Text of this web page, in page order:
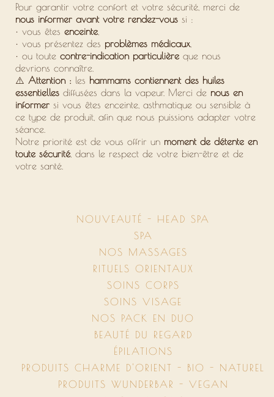
Pour garantir votre confort et votre sécurité, merci de
nous informer avant votre rendez-vous si :
• vous êtes enceinte
• vous présentez des problèmes médicaux
• ou toute contre-indication particulière que nous
devrions connaître.
⚠️ Attention : les hammams contiennent des huiles
essentielles diffusées dans la vapeur. Merci de nous en
informer si vous êtes enceinte, asthmatique ou sensible à
ce type de produit, afin que nous puissions adapter votre
séance.
Notre priorité est de vous offrir un moment de détente en
toute sécurité, dans le respect de votre bien-être et de
votre santé.
NOUVEAUTÉ - HEAD SPA
SPA
NOS MASSAGES
RITUELS ORIENTAUX
SOINS CORPS
SOINS VISAGE
NOS PACK EN DUO
BEAUTÉ DU REGARD
ÉPILATIONS
PRODUITS CHARME D'ORIENT - BIO - NATUREL
PRODUITS WUNDERBAR - VEGAN